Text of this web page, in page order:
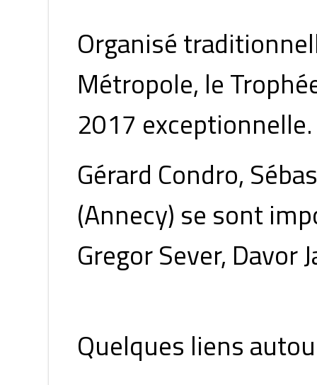
Organisé
Métropole, le
2017 exceptionnelle.
Gérard Condro,
(Annecy) se sont
Gregor Sever, Davor
Quelques liens